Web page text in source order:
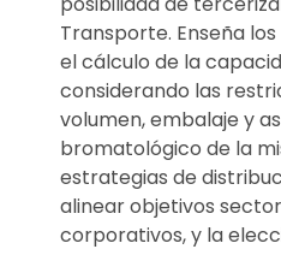
Transporte. Enseña
el cálculo de la
considerando las
volumen, embalaje y
bromatológico de la
estrategias de
alinear objetivos
corporativos, y la